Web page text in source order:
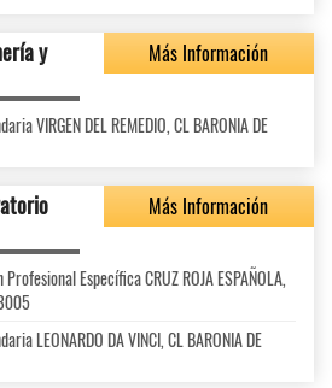
y Más Información
VIRGEN DEL REMEDIO, CL BARONIA DE
Más Información
Específica CRUZ ROJA ESPAÑOLA,
LEONARDO DA VINCI, CL BARONIA DE